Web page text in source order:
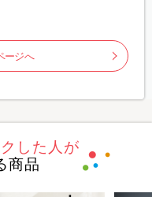
ージへ
した人が
商品